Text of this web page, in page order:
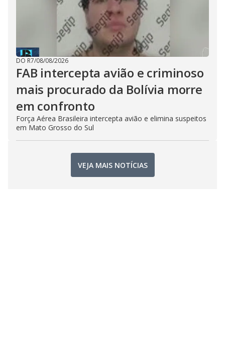
DO R7/08/08/2026
FAB intercepta avião e criminoso
mais procurado da Bolívia morre
em confronto
Força Aérea Brasileira intercepta avião e elimina suspeitos
em Mato Grosso do Sul
VEJA MAIS NOTÍCIAS